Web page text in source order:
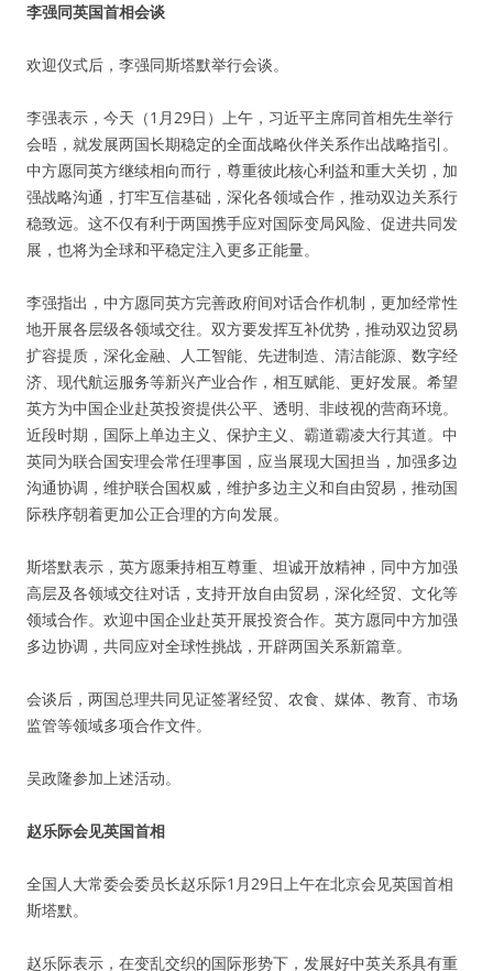
李强同英国首相会谈
欢迎仪式后，李强同斯塔默举行会谈。
李强表示，今天（1月29日）上午，习近平主席同首相先生举行
会晤，就发展两国长期稳定的全面战略伙伴关系作出战略指引。
中方愿同英方继续相向而行，尊重彼此核心利益和重大关切，加
强战略沟通，打牢互信基础，深化各领域合作，推动双边关系行
稳致远。这不仅有利于两国携手应对国际变局风险、促进共同发
展，也将为全球和平稳定注入更多正能量。
李强指出，中方愿同英方完善政府间对话合作机制，更加经常性
地开展各层级各领域交往。双方要发挥互补优势，推动双边贸易
扩容提质，深化金融、人工智能、先进制造、清洁能源、数字经
济、现代航运服务等新兴产业合作，相互赋能、更好发展。希望
英方为中国企业赴英投资提供公平、透明、非歧视的营商环境。
近段时期，国际上单边主义、保护主义、霸道霸凌大行其道。中
英同为联合国安理会常任理事国，应当展现大国担当，加强多边
沟通协调，维护联合国权威，维护多边主义和自由贸易，推动国
际秩序朝着更加公正合理的方向发展。
斯塔默表示，英方愿秉持相互尊重、坦诚开放精神，同中方加强
高层及各领域交往对话，支持开放自由贸易，深化经贸、文化等
领域合作。欢迎中国企业赴英开展投资合作。英方愿同中方加强
多边协调，共同应对全球性挑战，开辟两国关系新篇章。
会谈后，两国总理共同见证签署经贸、农食、媒体、教育、市场
监管等领域多项合作文件。
吴政隆参加上述活动。
赵乐际会见英国首相
全国人大常委会委员长赵乐际1月29日上午在北京会见英国首相
斯塔默。
赵乐际表示，在变乱交织的国际形势下，发展好中英关系具有重